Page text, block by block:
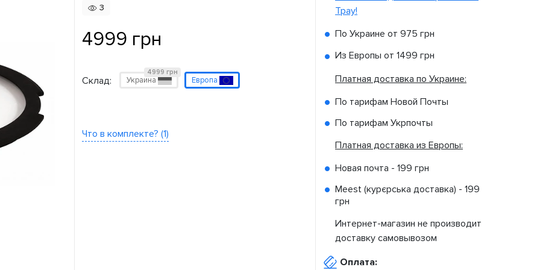
3
4999 грн
Склад: Украина
4999 грн
Европа
Что в комплекте? (1)
Tpay!
По Украине от 975 грн
Из Европы от 1499 грн
Платная доставка по Украине:
По тарифам Новой Почты
По тарифам Укрпочты
Платная доставка из Европы:
Новая почта - 199 грн
Meest (курєрська доставка) - 199
грн
Интернет-магазин не производит
доставку самовывозом
Оплата: